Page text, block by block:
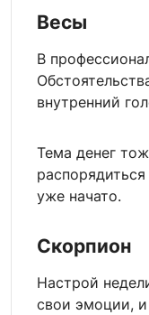
Весы
В
внутренний
Тема денег
уже начато.
Скорпион
Настрой
свои эмоции,